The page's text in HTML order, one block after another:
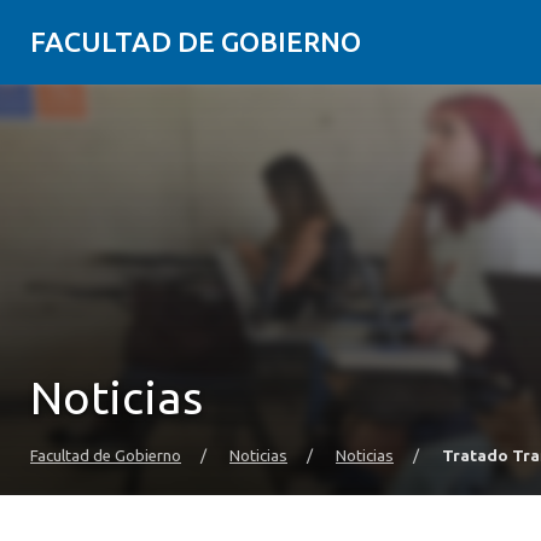
FACULTAD DE GOBIERNO
Noticias
Facultad de Gobierno / Noticias / Noticias / Tratado